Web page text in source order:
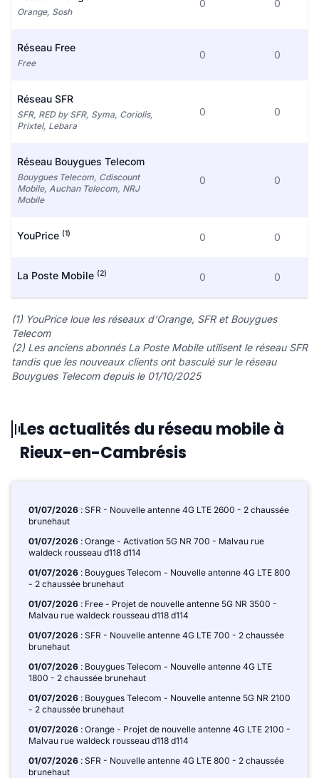
Orange, Sosh
0 0
Réseau Free
Free
0 0
Réseau SFR
SFR, RED by SFR, Syma, Coriolis,
Prixtel, Lebara
0 0
Réseau Bouygues Telecom
Bouygues Telecom, Cdiscount
Mobile, Auchan Telecom, NRJ
Mobile
0 0
YouPrice (1) 0 0
La Poste Mobile (2) 0 0
(1) YouPrice loue les réseaux d'Orange, SFR et Bouygues
Telecom
(2) Les anciens abonnés La Poste Mobile utilisent le réseau SFR
tandis que les nouveaux clients ont basculé sur le réseau
Bouygues Telecom depuis le 01/10/2025
Les actualités du réseau mobile à
Rieux-en-Cambrésis
01/07/2026 : SFR - Nouvelle antenne 4G LTE 2600 - 2 chaussée
brunehaut
01/07/2026 : Orange - Activation 5G NR 700 - Malvau rue
waldeck rousseau d118 d114
01/07/2026 : Bouygues Telecom - Nouvelle antenne 4G LTE 800
- 2 chaussée brunehaut
01/07/2026 : Free - Projet de nouvelle antenne 5G NR 3500 -
Malvau rue waldeck rousseau d118 d114
01/07/2026 : SFR - Nouvelle antenne 4G LTE 700 - 2 chaussée
brunehaut
01/07/2026 : Bouygues Telecom - Nouvelle antenne 4G LTE
1800 - 2 chaussée brunehaut
01/07/2026 : Bouygues Telecom - Nouvelle antenne 5G NR 2100
- 2 chaussée brunehaut
01/07/2026 : Orange - Projet de nouvelle antenne 4G LTE 2100 -
Malvau rue waldeck rousseau d118 d114
01/07/2026 : SFR - Nouvelle antenne 4G LTE 800 - 2 chaussée
brunehaut